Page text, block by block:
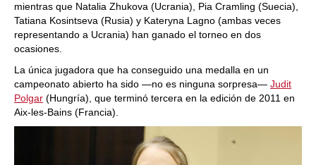
mientras que Natalia Zhukova (Ucrania), Pia Cramling (Suecia),
Tatiana Kosintseva (Rusia) y Kateryna Lagno (ambas veces
representando a Ucrania) han ganado el torneo en dos
ocasiones.
La única jugadora que ha conseguido una medalla en un
campeonato abierto ha sido —no es ninguna sorpresa— Judit
Polgar (Hungría), que terminó tercera en la edición de 2011 en
Aix-les-Bains (Francia).